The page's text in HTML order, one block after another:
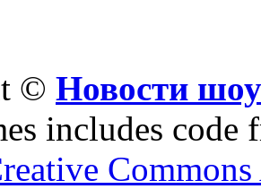
© Новости
includes code